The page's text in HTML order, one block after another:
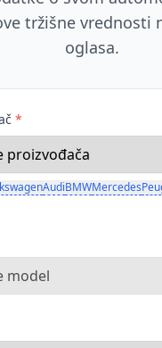
tržišne vrednosti
oglasa.
*
AudiBMWMercedes